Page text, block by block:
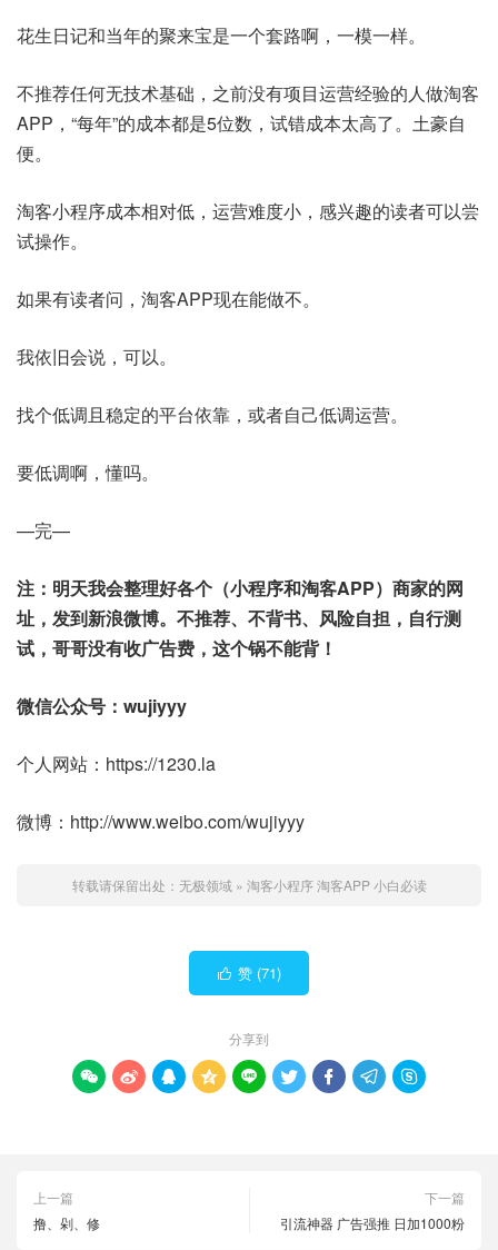
花生日记和当年的聚来宝是一个套路啊，一模一样。
不推荐任何无技术基础，之前没有项目运营经验的人做淘客
APP，“每年”的成本都是5位数，试错成本太高了。土豪自
便。
淘客小程序成本相对低，运营难度小，感兴趣的读者可以尝
试操作。
如果有读者问，淘客APP现在能做不。
我依旧会说，可以。
找个低调且稳定的平台依靠，或者自己低调运营。
要低调啊，懂吗。
—完—
注：明天我会整理好各个（小程序和淘客APP）商家的网
址，发到新浪微博。不推荐、不背书、风险自担，自行测
试，哥哥没有收广告费，这个锅不能背！
微信公众号：wujiyyy
个人网站：https://1230.la
微博：http://www.weibo.com/wujiyyy
转载请保留出处： 无极领域 » 淘客小程序 淘客APP 小白必读
 赞 (71)
分享到
        
上一篇
撸、剁、修
下一篇
引流神器 广告强推 日加1000粉